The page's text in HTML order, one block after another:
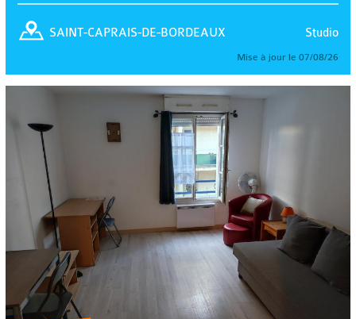
Studio
SAINT-CAPRAIS-DE-BORDEAUX
Mise à jour le 07/08/26